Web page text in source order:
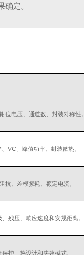
定。
位电压、通道数、封装对称性。
VC、峰值功率、封装散热。
抗、差模损耗、额定电流。
、残压、响应速度和安规距离。
保护、热设计和失效模式。